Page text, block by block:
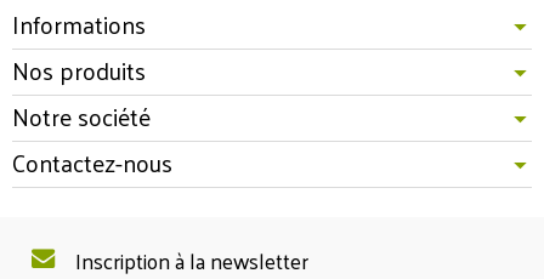
Informations
Nos produits
Notre société
Contactez-nous
Inscription à la newsletter